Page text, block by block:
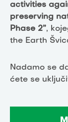
activities
preserving
Phase 2”,
the Earth
Nadamo se
ćete se